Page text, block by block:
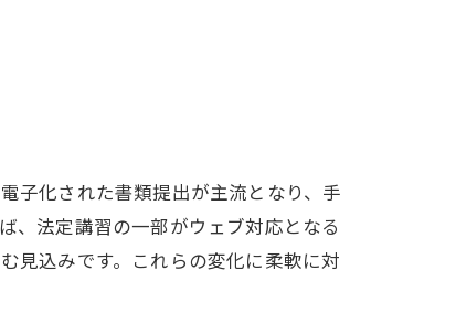
子化された書類提出が主流となり、手
、法定講習の一部がウェブ対応となる
見込みです。これらの変化に柔軟に対